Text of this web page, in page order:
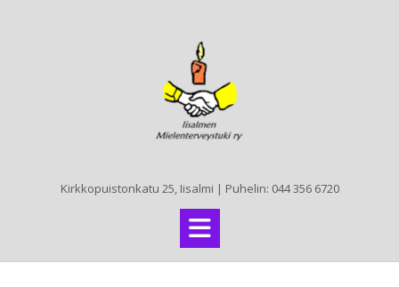
Kirkkopuistonkatu 25, Iisalmi | Puhelin: 044 356 6720